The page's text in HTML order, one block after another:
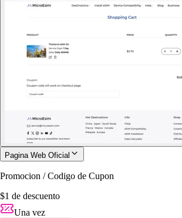
Pagina Web Oficial
Promocion / Codigo de Cupon
$1 de descuento
Una vez